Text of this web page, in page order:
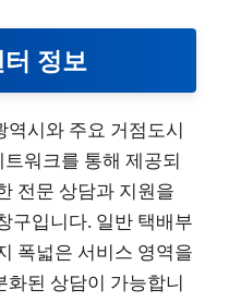
정보
시와 주요 거점도시
워크를 통해 제공되
전문 상담과 지원을
구입니다. 일반 택배부
폭넓은 서비스 영역을
된 상담이 가능합니